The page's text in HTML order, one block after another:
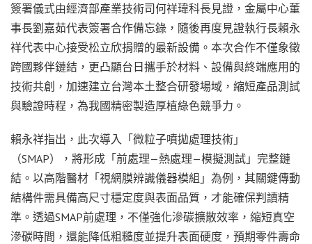
簽署儀式由經濟部產業技術司何祥瑋科長見證，金屬中心董
事長劉嘉茹代表簽署合作備忘錄，隨後再度見證執行長賴永
祥代表中心接受松立欣捐贈的最新設備。本次合作不僅象徵
跨國夥伴鏈結，更凸顯台日攜手於材料、設備與終端應用的
技術共創，加速建立台灣本土整合研發場域，縮短產品測試
與驗證時程，為我國精密製造厚植綠色競爭力。
賴永祥指出，此次導入「微粒子噴拋處理技術」
（SMAP），將形成「前處理—熱處理—模擬測試」完整鏈
結。以高階醫材「視網膜辨識儀器模組」為例，其關鍵傳動
結構件需具備高尺寸穩定度與表面品質，才能確保判讀精
準。透過SMAP前處理，不僅強化滲碳擴散效率，縮短真空
滲碳時間，還能降低粗糙度並提升表面硬度，預期零件壽命